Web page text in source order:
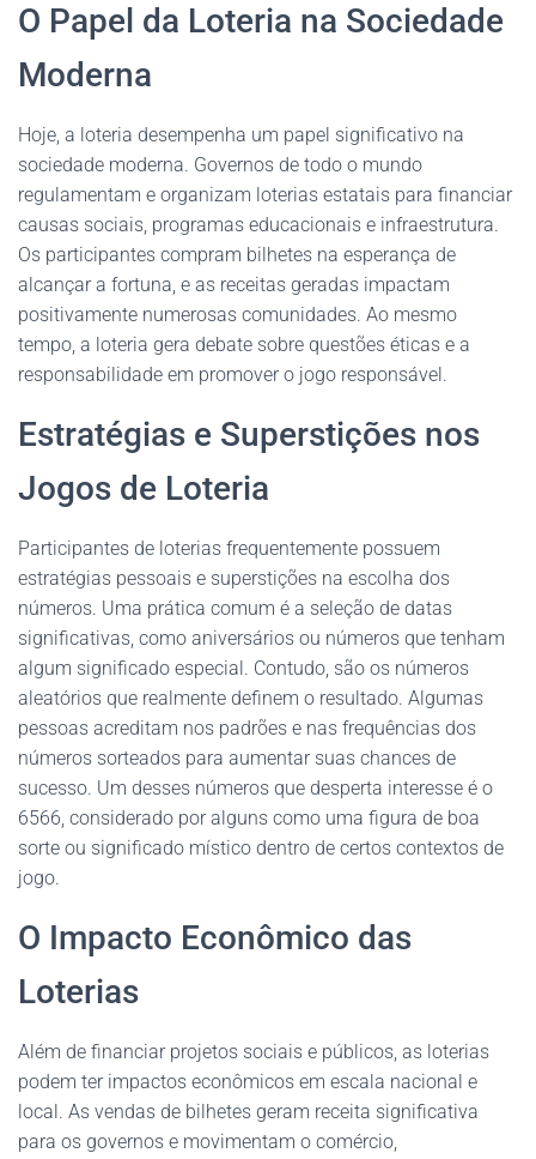
O Papel da Loteria na Sociedade
Moderna
Hoje, a loteria desempenha um papel significativo na
sociedade moderna. Governos de todo o mundo
regulamentam e organizam loterias estatais para financiar
causas sociais, programas educacionais e infraestrutura.
Os participantes compram bilhetes na esperança de
alcançar a fortuna, e as receitas geradas impactam
positivamente numerosas comunidades. Ao mesmo
tempo, a loteria gera debate sobre questões éticas e a
responsabilidade em promover o jogo responsável.
Estratégias e Superstições nos
Jogos de Loteria
Participantes de loterias frequentemente possuem
estratégias pessoais e superstições na escolha dos
números. Uma prática comum é a seleção de datas
significativas, como aniversários ou números que tenham
algum significado especial. Contudo, são os números
aleatórios que realmente definem o resultado. Algumas
pessoas acreditam nos padrões e nas frequências dos
números sorteados para aumentar suas chances de
sucesso. Um desses números que desperta interesse é o
6566, considerado por alguns como uma figura de boa
sorte ou significado místico dentro de certos contextos de
jogo.
O Impacto Econômico das
Loterias
Além de financiar projetos sociais e públicos, as loterias
podem ter impactos econômicos em escala nacional e
local. As vendas de bilhetes geram receita significativa
para os governos e movimentam o comércio,